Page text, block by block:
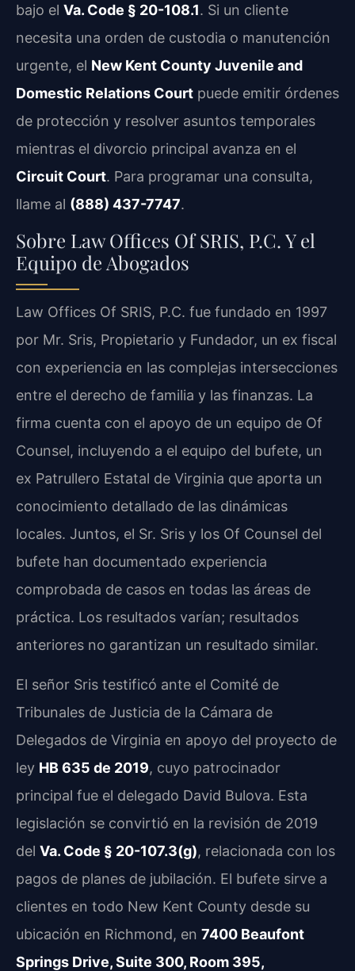
bajo el Va. Code § 20-108.1. Si un cliente
necesita una orden de custodia o manutención
urgente, el New Kent County Juvenile and
Domestic Relations Court puede emitir órdenes
de protección y resolver asuntos temporales
mientras el divorcio principal avanza en el
Circuit Court. Para programar una consulta,
llame al (888) 437-7747.
Sobre Law Offices Of SRIS, P.C. Y el
Equipo de Abogados
Law Offices Of SRIS, P.C. fue fundado en 1997
por Mr. Sris, Propietario y Fundador, un ex fiscal
con experiencia en las complejas intersecciones
entre el derecho de familia y las finanzas. La
firma cuenta con el apoyo de un equipo de Of
Counsel, incluyendo a el equipo del bufete, un
ex Patrullero Estatal de Virginia que aporta un
conocimiento detallado de las dinámicas
locales. Juntos, el Sr. Sris y los Of Counsel del
bufete han documentado experiencia
comprobada de casos en todas las áreas de
práctica. Los resultados varían; resultados
anteriores no garantizan un resultado similar.
El señor Sris testificó ante el Comité de
Tribunales de Justicia de la Cámara de
Delegados de Virginia en apoyo del proyecto de
ley HB 635 de 2019, cuyo patrocinador
principal fue el delegado David Bulova. Esta
legislación se convirtió en la revisión de 2019
del Va. Code § 20-107.3(g), relacionada con los
pagos de planes de jubilación. El bufete sirve a
clientes en todo New Kent County desde su
ubicación en Richmond, en 7400 Beaufont
Springs Drive, Suite 300, Room 395,